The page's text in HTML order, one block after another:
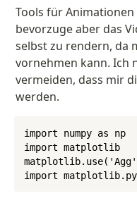
Tools für Animationen
bevorzuge aber das
selbst zu rendern, da
vornehmen kann. Ich
vermeiden, dass mir
werden.
import numpy as np
import matplotlib
import